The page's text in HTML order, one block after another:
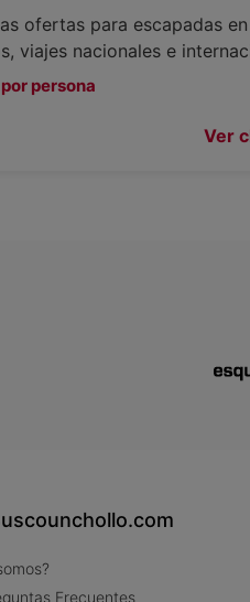
ofertas para escapadas
viajes nacionales e
persona
Ver
Frecuentes